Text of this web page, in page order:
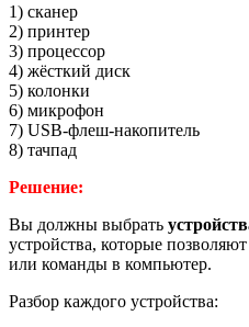
1) сканер
2) принтер
3) процессор
4) жёсткий диск
5) колонки
6) микрофон
7) USB-флеш-накопитель
8) тачпад
Решение:
Вы должны выбрать
устройства, которые
или команды в компьютер.
Разбор каждого устройства: